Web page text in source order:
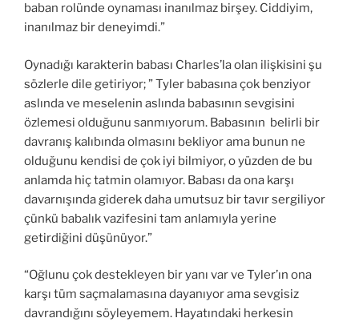
baban rolünde oynaması inanılmaz birşey. Ciddiyim,
inanılmaz bir deneyimdi.”
Oynadığı karakterin babası Charles’la olan ilişkisini şu
sözlerle dile getiriyor; ” Tyler babasına çok benziyor
aslında ve meselenin aslında babasının sevgisini
özlemesi olduğunu sanmıyorum. Babasının belirli bir
davranış kalıbında olmasını bekliyor ama bunun ne
olduğunu kendisi de çok iyi bilmiyor, o yüzden de bu
anlamda hiç tatmin olamıyor. Babası da ona karşı
davarnışında giderek daha umutsuz bir tavır sergiliyor
çünkü babalık vazifesini tam anlamıyla yerine
getirdiğini düşünüyor.”
“Oğlunu çok destekleyen bir yanı var ve Tyler’ın ona
karşı tüm saçmalamasına dayanıyor ama sevgisiz
davrandığını söyleyemem. Hayatındaki herkesin